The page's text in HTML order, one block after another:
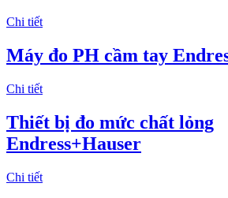
Chi tiết
Máy đo PH cầm tay
Chi tiết
Thiết bị đo mức chất lỏng
Endress+Hauser
Chi tiết